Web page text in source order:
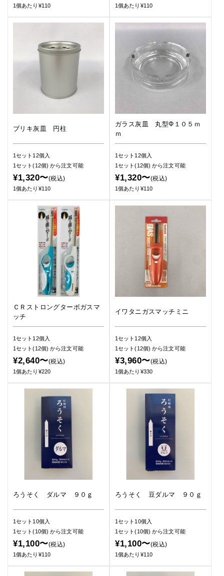
1個あたり¥110 1個あたり¥110
ブリキ灰皿 円柱
1セット12個入
1セット(12個)から注文可能
¥1,320〜(税込)
1個あたり¥110
ガラス灰皿 丸型Φ１０５ｍ
ｍ
1セット12個入
1セット(12個)から注文可能
¥1,320〜(税込)
1個あたり¥110
ＣＲストロングターボガスマ
ッチ
1セット12個入
1セット(12個)から注文可能
¥2,640〜(税込)
1個あたり¥220
イワタニガスマッチミニ
1セット12個入
1セット(12個)から注文可能
¥3,960〜(税込)
1個あたり¥330
ろうそく ダルマ ９０ｇ
1セット10個入
1セット(10個)から注文可能
¥1,100〜(税込)
1個あたり¥110
ろうそく 豆ダルマ ９０ｇ
1セット10個入
1セット(10個)から注文可能
¥1,100〜(税込)
1個あたり¥110